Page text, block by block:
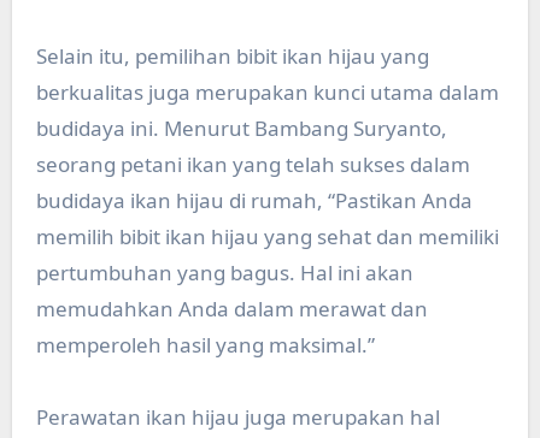
Selain itu, pemilihan bibit ikan hijau yang
berkualitas juga merupakan kunci utama dalam
budidaya ini. Menurut Bambang Suryanto,
seorang petani ikan yang telah sukses dalam
budidaya ikan hijau di rumah, “Pastikan Anda
memilih bibit ikan hijau yang sehat dan memiliki
pertumbuhan yang bagus. Hal ini akan
memudahkan Anda dalam merawat dan
memperoleh hasil yang maksimal.”
Perawatan ikan hijau juga merupakan hal